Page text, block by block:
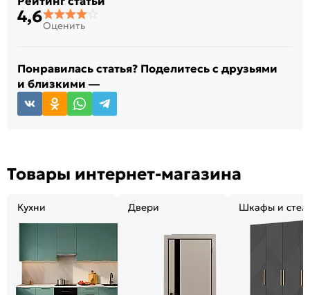
4,6Оценить
Понравилась статья? Поделитесь с друзьями
и близкими —
Товары интернет-магазина
Кухни Двери Шкафы и